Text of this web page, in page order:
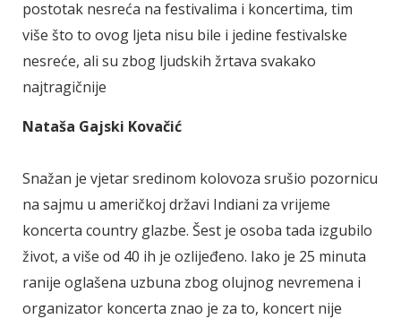
postotak nesreća na festivalima i koncertima, tim
više što to ovog ljeta nisu bile i jedine festivalske
nesreće, ali su zbog ljudskih žrtava svakako
najtragičnije
Nataša Gajski Kovačić
Snažan je vjetar sredinom kolovoza srušio pozornicu
na sajmu u američkoj državi Indiani za vrijeme
koncerta country glazbe. Šest je osoba tada izgubilo
život, a više od 40 ih je ozlijeđeno. Iako je 25 minuta
ranije oglašena uzbuna zbog olujnog nevremena i
organizator koncerta znao je za to, koncert nije